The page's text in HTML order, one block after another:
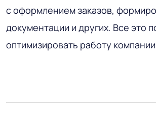
с оформлением заказов,
документации и других. Все это
оптимизировать работу